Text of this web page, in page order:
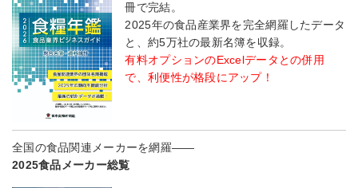
冊で完結。
2025年の食品産業界を完全網羅したデータ
と、約5万社の最新名簿を収録。
有料オプションのExcelデータとの併用
で、利便性が格段にアップ！
全国の食品関連メーカーを網羅――
2025食品メーカー総覧